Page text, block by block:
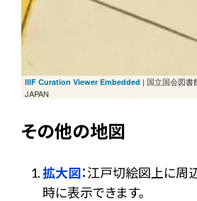
IIIF Curation Viewer Embedded | 国立国会図書
JAPAN
その他の地図
拡大図：江戸切絵図上に周
時に表示できます。